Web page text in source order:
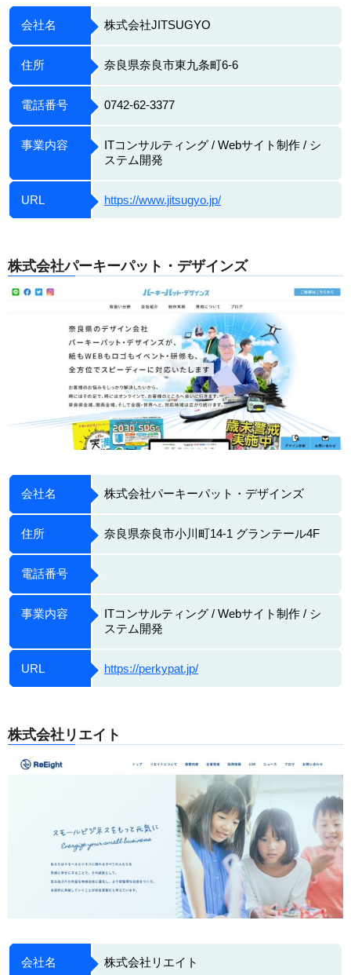
会社名 株式会社JITSUGYO
住所 奈良県奈良市東九条町6-6
電話番号 0742-62-3377
事業内容
ITコンサルティング / Webサイト制作 / シ
ステム開発
URL https://www.jitsugyo.jp/
株式会社パーキーパット・デザインズ
会社名 株式会社パーキーパット・デザインズ
住所 奈良県奈良市小川町14-1 グランテール4F
電話番号
事業内容
ITコンサルティング / Webサイト制作 / シ
ステム開発
URL https://perkypat.jp/
株式会社リエイト
会社名 株式会社リエイト